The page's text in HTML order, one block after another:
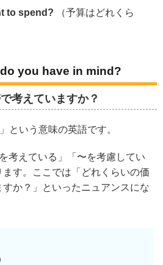
to spend? （予算はどれくら
you have in mind?
考えていますか？
という意味の英語です。
考えている」「〜を考慮してい
す。ここでは「どれくらいの価
か？」といったニュアンスにな